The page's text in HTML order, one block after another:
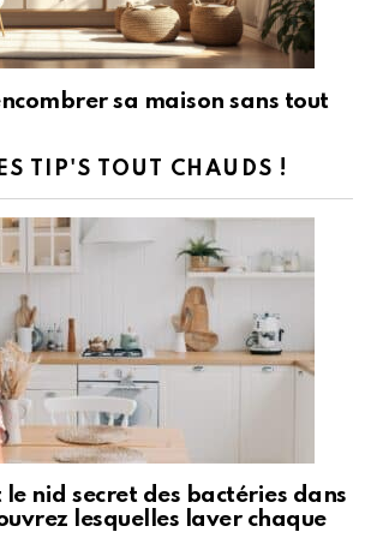
sa maison sans tout
TIP'S TOUT CHAUDS !
le nid secret des bactéries dans
lesquelles laver chaque